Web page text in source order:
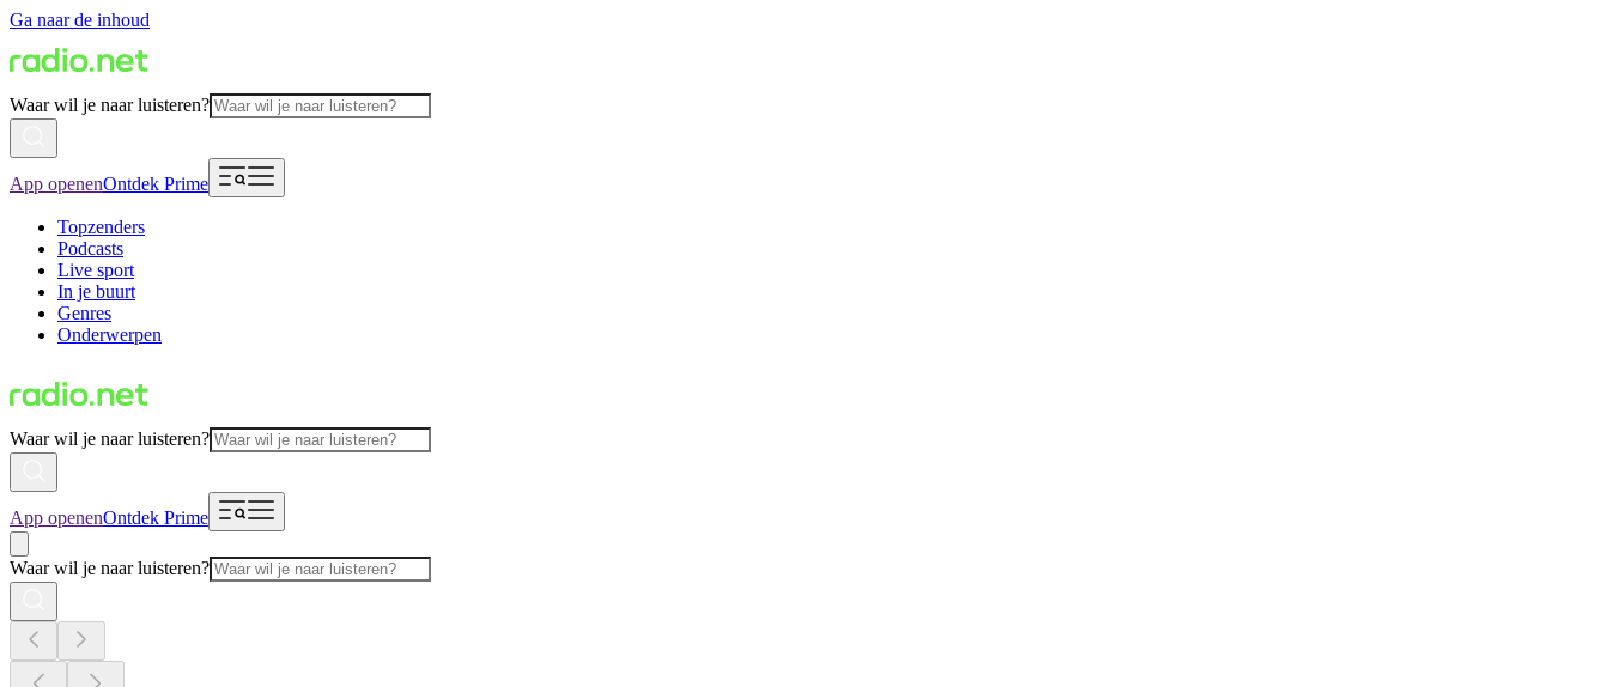
Ga naar de inhoud
Waar wil je naar luisteren?
App openenOntdek Prime
Topzenders
Podcasts
Live sport
In je buurt
Genres
Onderwerpen
Waar wil je naar luisteren?
App openenOntdek Prime
Waar wil je naar luisteren?